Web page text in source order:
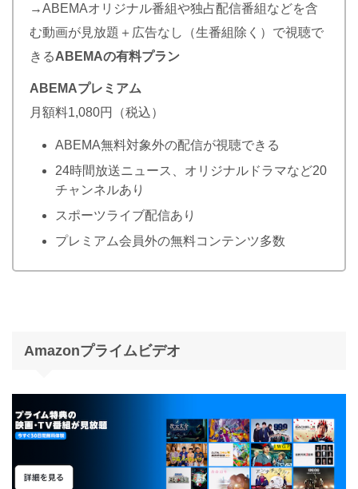
→ABEMAオリジナル番組や独占配信番組などを含
む動画が見放題＋広告なし（生番組除く）で視聴で
きるABEMAの有料プラン
ABEMAプレミアム
月額料1,080円（税込）
ABEMA無料対象外の配信が視聴できる
24時間放送ニュース、オリジナルドラマなど20
チャンネルあり
スポーツライブ配信あり
プレミアム会員外の無料コンテンツ多数
Amazonプライムビデオ